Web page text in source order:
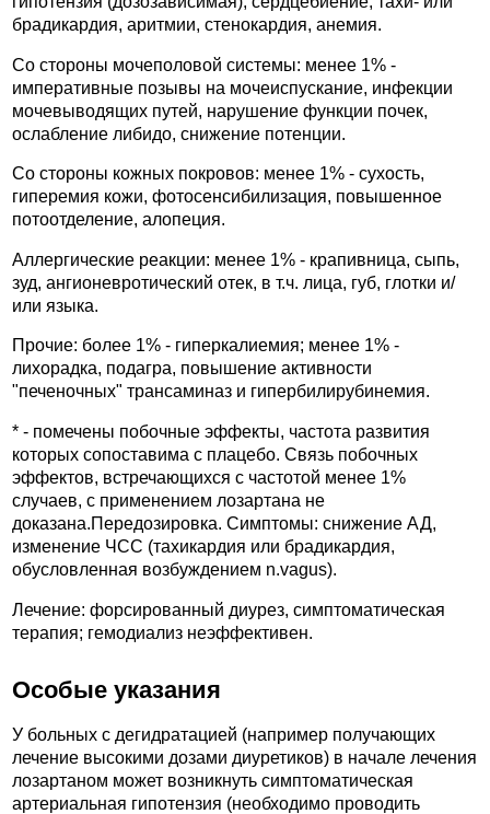
брадикардия, аритмии, стенокардия, анемия.
Со стороны мочеполовой системы: менее 1% -
императивные позывы на мочеиспускание, инфекции
мочевыводящих путей, нарушение функции почек,
ослабление либидо, снижение потенции.
Со стороны кожных покровов: менее 1% - сухость,
гиперемия кожи, фотосенсибилизация, повышенное
потоотделение, алопеция.
Аллергические реакции: менее 1% - крапивница, сыпь,
зуд, ангионевротический отек, в т.ч. лица, губ, глотки и/
или языка.
Прочие: более 1% - гиперкалиемия; менее 1% -
лихорадка, подагра, повышение активности
"печеночных" трансаминаз и гипербилирубинемия.
* - помечены побочные эффекты, частота развития
которых сопоставима с плацебо. Связь побочных
эффектов, встречающихся с частотой менее 1%
случаев, с применением лозартана не
доказана.Передозировка. Симптомы: снижение АД,
изменение ЧСС (тахикардия или брадикардия,
обусловленная возбуждением n.vagus).
Лечение: форсированный диурез, симптоматическая
терапия; гемодиализ неэффективен.
Особые указания
У больных с дегидратацией (например получающих
лечение высокими дозами диуретиков) в начале лечения
лозартаном может возникнуть симптоматическая
артериальная гипотензия (необходимо проводить